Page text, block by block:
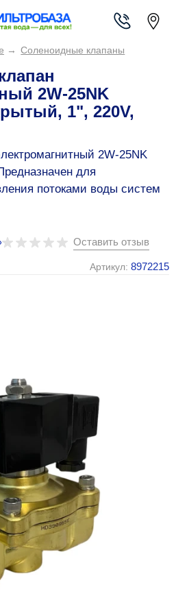
→ Соленоидные клапаны
2W-25NK
1", 220V,
2W-25NK
для
потоками воды систем
Оставить отзыв
Артикул: 8972215